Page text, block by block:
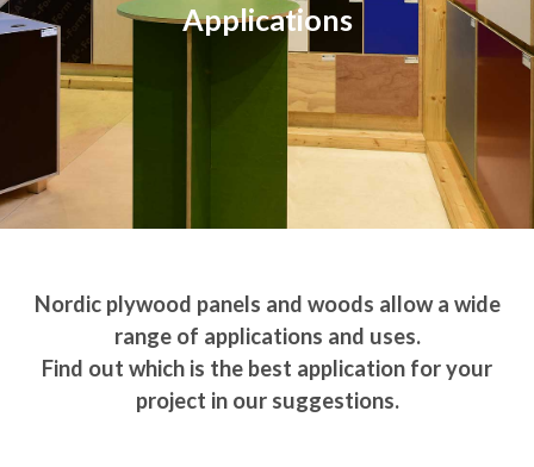
Applications
Nordic plywood panels and woods allow a wide
range of applications and uses.
Find out which is the best application for your
project in our suggestions.